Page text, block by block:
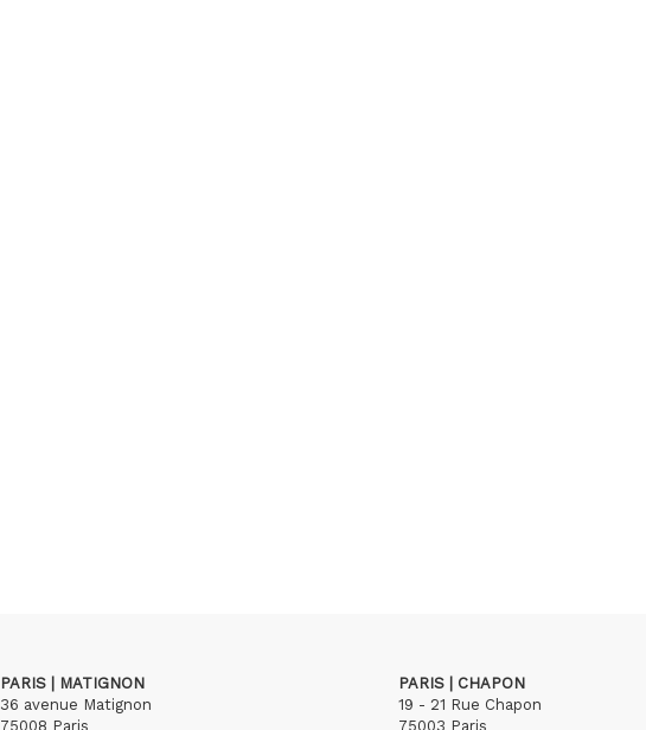
PARIS | MATIGNON
36 avenue Matignon
75008 Paris
PARIS | CHAPON
19 - 21 Rue Chapon
75003 Paris